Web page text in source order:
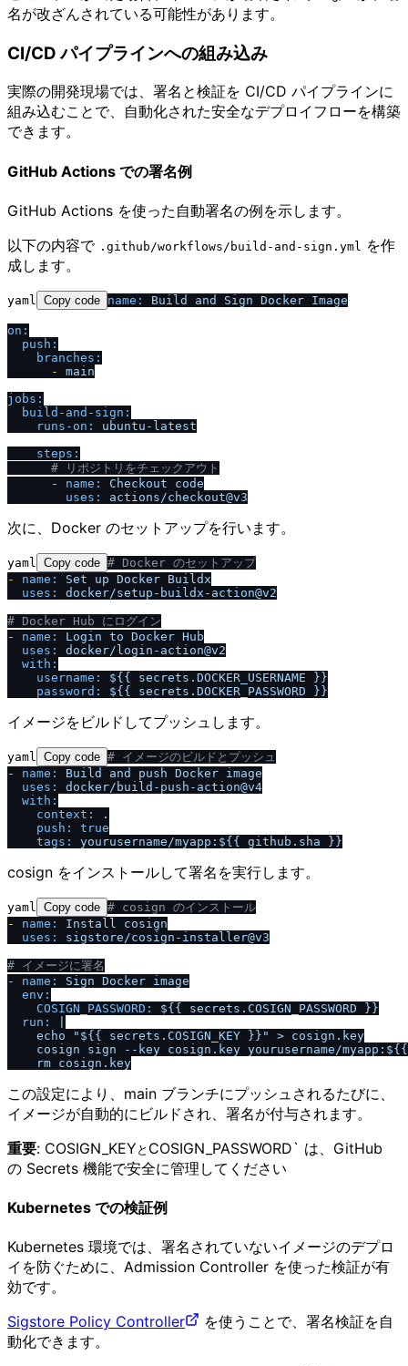
名が改ざんされている可能性があります。
CI/CD パイプラインへの組み込み
実際の開発現場では、署名と検証を CI/CD パイプラインに
組み込むことで、自動化された安全なデプロイフローを構築
できます。
GitHub Actions での署名例
GitHub Actions を使った自動署名の例を示します。
以下の内容で .github​/​workflows​/​build-and-sign.yml
を作
成します。
yaml Copy code name: Build and Sign Docker Image
on:
push:
branches:
-
main
jobs:
build-and-sign:
runs-on:
ubuntu-latest
steps:
# リポジトリをチェックアウト
-
name: Checkout
code
uses:
actions /checkout@v3
次に、Docker のセットアップを行います。
yaml Copy code # Docker のセットアップ
-
name: Set up Docker Buildx
uses:
docker/setup-buildx-action@v2
# Docker Hub にログイン
-
name: Login to Docker Hub
uses:
docker/ login-action@v2
with:
username:
${{ secrets.DOCKER_USERNAME
}}
password:
${{ secrets.DOCKER_PASSWORD }}
イメージをビルドしてプッシュします。
yaml Copy code # イメージのビルドとプッシュ
-
name: Build and push Docker image
uses:
docker/ build-push-action@v4
with:
context:
.
push:
true
tags:
yourusername /myapp:${{ github.sha }}
cosign をインストールして署名を実行します。
yaml Copy code # cosign のインストール
-
name: Install
cosign
uses:
sigstore /cosign-installer@v3
# イメージに署名
-
name: Sign Docker image
env:
COSIGN_PASSWORD:
${{ secrets.COSIGN_PASSWORD
}}
run:
    echo "${{ secrets.COSIGN_KEY }}" > cosign.key
    cosign sign --key cosign.key yourusername
/
この設定により、main ブランチにプッシュされるたびに、
イメージが自動的にビルドされ、署名が付与されます。
重要: COSIGN_KEY と COSIGN_PASSWORD` は、GitHub
の Secrets 機能で安全に管理してください
Kubernetes での検証例
Kubernetes 環境では、署名されていないイメージのデプロ
イを防ぐために、Admission Controller を使った検証が有
効です。
Sigstore Policy Controller
を使うことで、署名検証を自
動化できます。